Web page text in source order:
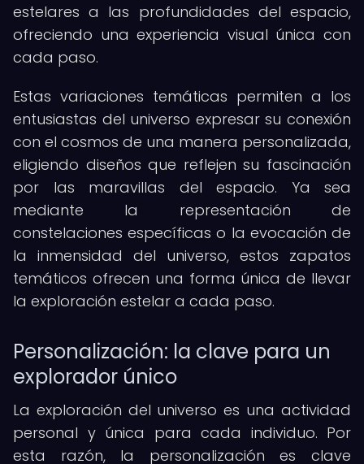
estelares a las profundidades del espacio,
ofreciendo una experiencia visual única con
cada paso.
Estas variaciones temáticas permiten a los
entusiastas del universo expresar su conexión
con el cosmos de una manera personalizada,
eligiendo diseños que reflejen su fascinación
por las maravillas del espacio. Ya sea
mediante la representación de
constelaciones específicas o la evocación de
la inmensidad del universo, estos zapatos
temáticos ofrecen una forma única de llevar
la exploración estelar a cada paso.
Personalización: la clave para un
explorador único
La exploración del universo es una actividad
personal y única para cada individuo. Por
esta razón, la personalización es clave